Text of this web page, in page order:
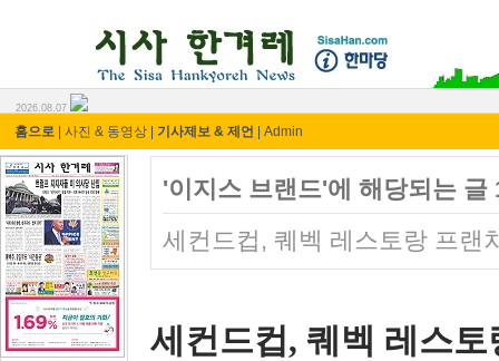
2026.08.07
홈으로 사진 & 동영상 기사제보 & 제언 Admin
'이지스 브랜드'에 해당되는 글
세컨드컵, 퀘벡 레스토랑 프랜
세컨드컵, 퀘벡 레스